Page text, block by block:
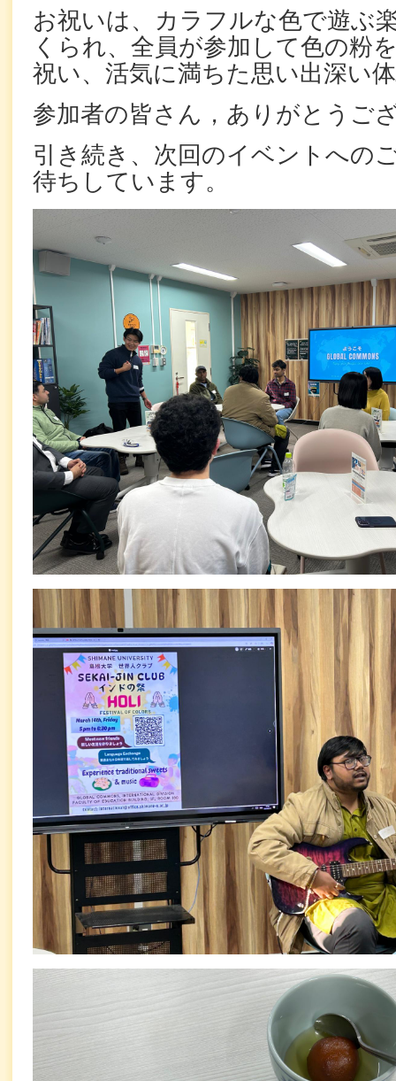
お祝いは、カラフルな色で遊ぶ
くられ、全員が参加して色の粉
祝い、活気に満ちた思い出深い
参加者の皆さん，ありがとうご
引き続き、次回のイベントへの
待ちしています。